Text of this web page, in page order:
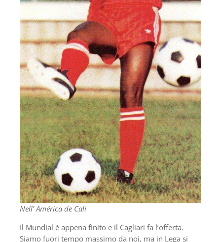
Nell’ América de Cali
Il Mundial è appena finito e il Cagliari fa l’offerta.
Siamo fuori tempo massimo da noi, ma in Lega si